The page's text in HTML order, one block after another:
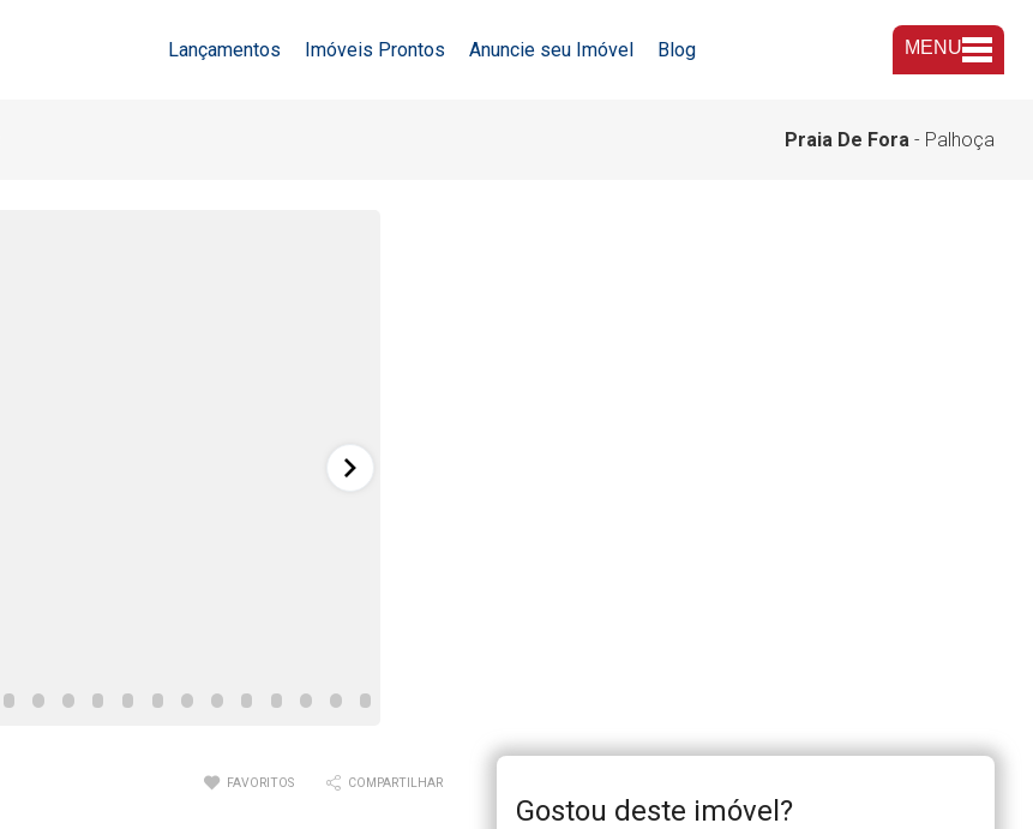
Lançamentos Imóveis Prontos Anuncie seu Imóvel Blog MENU
Praia De Fora - Palhoça
FAVORITOS COMPARTILHAR
Gostou deste imóvel?